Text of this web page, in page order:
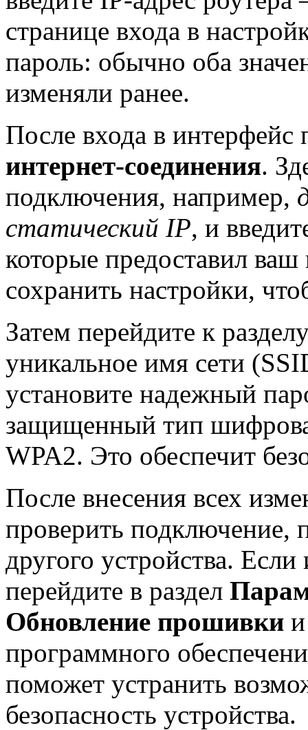
странице входа в
пароль: обычно оба
изменяли ранее.
После входа в интерфейс
интернет-соединения.
подключения, например,
статический IP, и
которые предоставил ваш
сохранить настройки,
Затем перейдите к
уникальное имя сети
установите надежный
защищенный тип
WPA2. Это обеспечит
После внесения всех
проверить подключение,
другого устройства. Если
перейдите в раздел
Обновление прошивки
программного
поможет устранить
безопасность устройства.